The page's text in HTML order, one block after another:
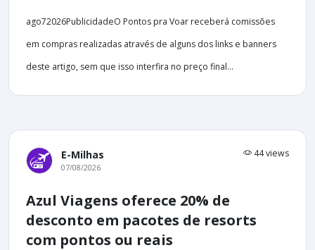
ago72026PublicidadeO Pontos pra Voar receberá comissões
em compras realizadas através de alguns dos links e banners
deste artigo, sem que isso interfira no preço final...
E-Milhas 44 views
07/08/2026
Azul Viagens oferece 20% de
desconto em pacotes de resorts
com pontos ou reais